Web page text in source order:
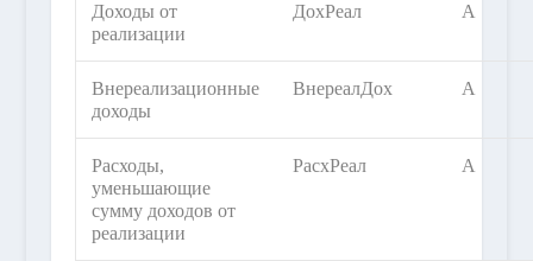
Доходы от
реализации
ДохРеал А
Внереализационные
доходы
ВнереалДох А
Расходы,
уменьшающие
сумму доходов от
реализации
РасхРеал А